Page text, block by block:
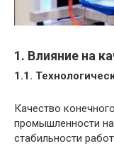
1. Влияние на
1.1.
Качество
промышленности
стабильности